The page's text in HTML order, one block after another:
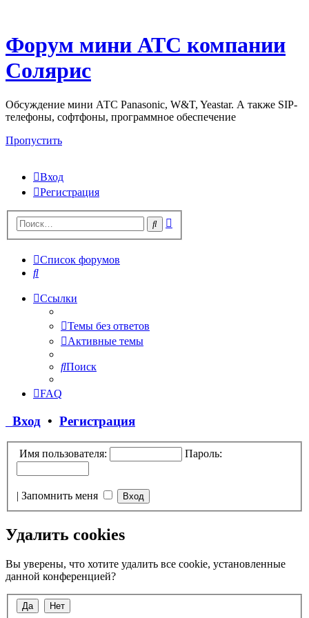
Форум мини АТС компании
Солярис
Обсуждение мини АТС Panasonic, W&T, Yeastar. А также SIP-
телефоны, софтфоны, программное обеспечение
Пропустить
Вход
Регистрация
Поиск
Список форумов
Поиск
Ссылки
Темы без ответов
Активные темы
Поиск
FAQ
Вход • Регистрация
Имя пользователя: Пароль:
| Запомнить меня
Удалить cookies
Вы уверены, что хотите удалить все cookie, установленные
данной конференцией?